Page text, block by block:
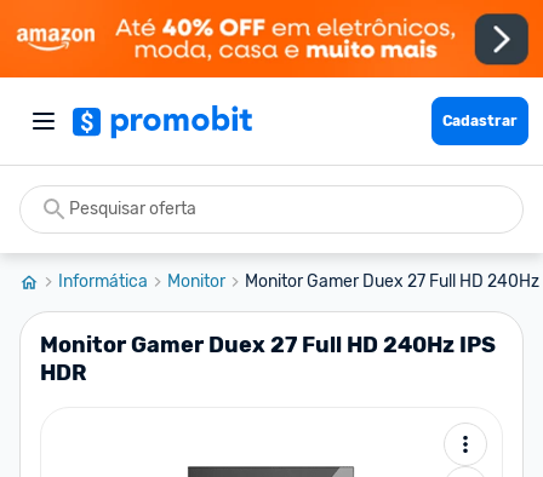
Cadastrar
Informática Monitor Monitor Gamer Duex 27 Full HD 240Hz
Monitor Gamer Duex 27 Full HD 240Hz IPS
HDR